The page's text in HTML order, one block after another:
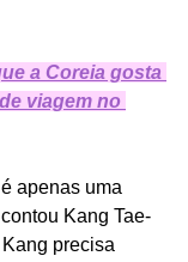
a Coreia gosta
viagem no
apenas uma
Kang Tae-
Kang precisa